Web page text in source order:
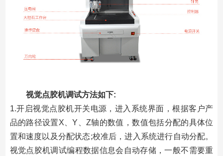
视觉点胶机调试方法如下:
1.开启视觉点胶机开关电源，进入系统界面，根据客户产
品的路径设置X、Y、Z轴的数值，数值包括分配的具体位
置和速度以及分配状态;校准后，进入系统进行自动分配。
视觉点胶机调试编程数据信息会自动存储，一般不需要重